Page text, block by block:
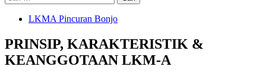
LKMA Pincuran Bonjo
PRINSIP, KARAKTERISTIK &
KEANGGOTAAN LKM-A